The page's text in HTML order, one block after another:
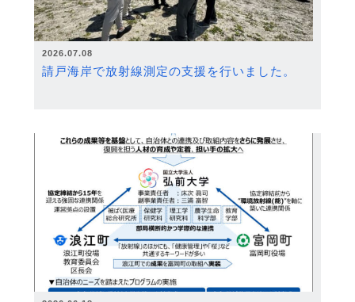
2026.07.08
請戸海岸で放射線測定の支援を行いました。